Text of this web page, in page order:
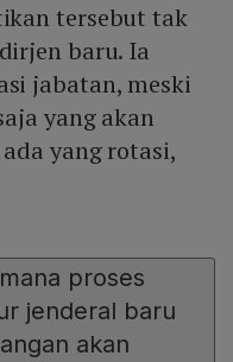
tersebut tak
baru. Ia
jabatan, meski
yang akan
yang rotasi,
proses
jenderal baru
akan